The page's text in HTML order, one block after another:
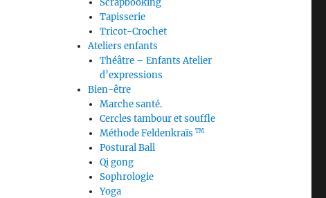
Scrapbooking
Tapisserie
Tricot-Crochet
Ateliers enfants
Théâtre – Enfants Atelier
d’expressions
Bien-être
Marche santé.
Cercles tambour et souffle
Méthode Feldenkraïs TM
Postural Ball
Qi gong
Sophrologie
Yoga